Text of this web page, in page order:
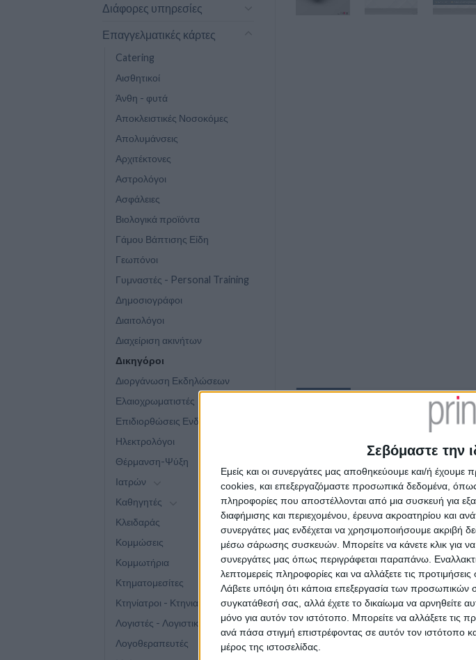
Σεβόμαστε την
Εμείς και οι συνεργάτες μας αποθηκεύουμε και/ή
cookies, και επεξεργαζόμαστε προσωπικά δεδομένα,
πληροφορίες που αποστέλλονται από μια συσκευή για
διαφήμισης και περιεχομένου, έρευνα ακροατηρίου και
συνεργάτες μας ενδέχεται να χρησιμοποιήσουμε ακριβή
μέσω σάρωσης συσκευών. Μπορείτε να κάνετε κλικ για
συνεργάτες μας όπως περιγράφεται παραπάνω.
λεπτομερείς πληροφορίες και να αλλάξετε τις
Λάβετε υπόψη ότι κάποια επεξεργασία των προσωπικών
συγκατάθεσή σας, αλλά έχετε το δικαίωμα να αρνηθείτε
μόνο για αυτόν τον ιστότοπο. Μπορείτε να αλλάξετε τις
ανά πάσα στιγμή επιστρέφοντας σε αυτόν τον ιστότοπο
μέρος της ιστοσελίδας.
Διάφορες υπηρεσίες
Επαγγελματικές κάρτες
Catering
Αισθητικοί
Άνθη - φυτά
Αποκλειστικές Νοσοκόμες
Απολυμάνσεις
Αρχιτέκτονες
Αστρολόγοι
Ασφάλειες
Βιολογικά προϊόντα
Γάμου Βάπτισης Είδη
Γεωπόνοι
Γυμναστές - Personal Training
Δημοσιογράφοι
Διαιτολόγοι
Διαχείριση ακινήτων
Δικηγόροι
Διοργάνωση Εκδηλώσεων
Ελαιοχρωματιστές
Επιδιορθώσεις Ενδυμάτων
Ηλεκτρολόγοι
Θέρμανση-Ψύξη
Ιατρών
Καθηγητές
Κλειδαράς
Κομμώσεις
Κομμωτήρια
Κτηματομεσίτες
Κτηνίατροι - Κτηνιατρικά Κέντρα
Λογιστές - Λογιστικά γραφεία
Λογοθεραπευτές
ΔΙΑΔΙΚΑΣΊΑ ΑΓΟΡΆΣ
Αν έχετε δική σας μακέτα και απλά
σχεδιάσουμε για εσάς νέα μακέτα
επιθυμείτε.
Δείτε όλες τις επαγγελματικές
Συνδυάστε τηνεπαγγελματική
Δείτε επίσης τοπλήρες πακέτο
ΣΧΕΤΙΚΆ ΠΡΟΪΌΝΤΑ